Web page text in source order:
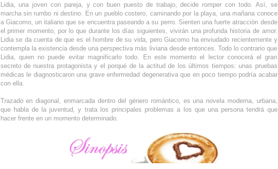
Lidia, una joven con pareja, y con buen puesto de trabajo, decide romper con todo. Así, se
marcha sin rumbo ni destino. En un pueblo costero, caminando por la playa, una mañana conoce
a Giacomo, un italiano que se encuentra paseando a su perro. Sienten una fuerte atracción desde
el primer momento, por lo que durante los días siguientes, vivirán una profunda historia de amor.
Lidia se da cuenta de que es el hombre de su vida, pero Giacomo ha enviudado recientemente y
contempla la existencia desde una perspectiva más liviana desde entonces. Todo lo contrario que
Lidia, quien no puede evitar magnificarlo todo. En este momento el lector conocerá el gran
secreto de nuestra protagonista y el porqué de la actitud de los últimos tiempos: unas pruebas
médicas le diagnosticaron una grave enfermedad degenerativa que en poco tiempo podría acabar
con ella.
Trazado en diagonal, enmarcada dentro del género romántico, es una novela moderna, urbana,
que habla de la juventud, y trata los principales problemas a los que una persona tendrá que
hacer frente en un momento determinado.